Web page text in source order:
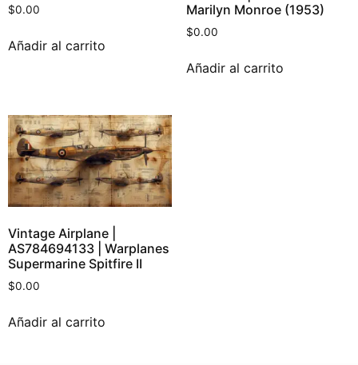
$0.00
Añadir al carrito
Marilyn Monroe (1953)
$0.00
Añadir al carrito
Vintage Airplane |
AS784694133 | Warplanes
Supermarine Spitfire II
$0.00
Añadir al carrito